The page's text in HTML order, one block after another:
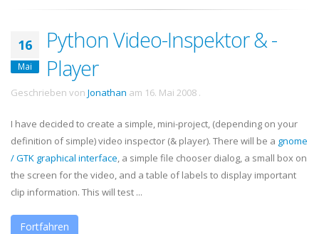
16
Mai
Python Video-Inspektor & -
Player
Geschrieben von Jonathan am 16. Mai 2008 .
I have decided to create a simple, mini-project, (depending on your
definition of simple) video inspector (& player). There will be a gnome
/GTK graphical interface, a simple file chooser dialog, a small box on
the screen for the video, and a table of labels to display important
clip information. This will test ...
Fortfahren